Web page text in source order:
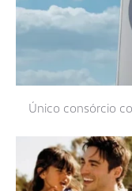
Único consórcio